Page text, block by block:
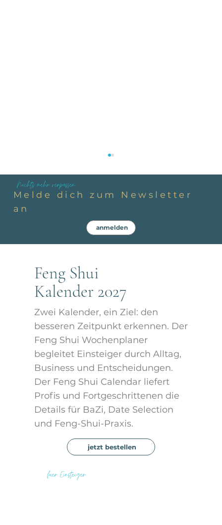
Zeit ist nicht gleich Zeit – Warum das richtige
Timing über Erfolg entscheidet
Nichts mehr verpassen
Melde dich zum Newsletter
an
anmelden
Feng Shui
Kalender 2027
Zwei Kalender, ein Ziel: den
besseren Zeitpunkt erkennen. Der
Feng Shui Wochenplaner
begleitet Einsteiger durch Alltag,
Business und Entscheidungen.
Der Feng Shui Calendar liefert
Profis und Fortgeschrittenen die
Details für BaZi, Date Selection
und Feng-Shui-Praxis.
jetzt bestellen
fuer Einsteiger